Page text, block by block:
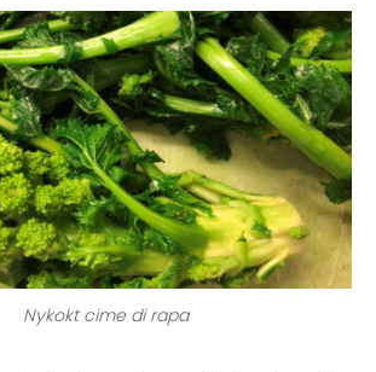
Nykokt cime di rapa